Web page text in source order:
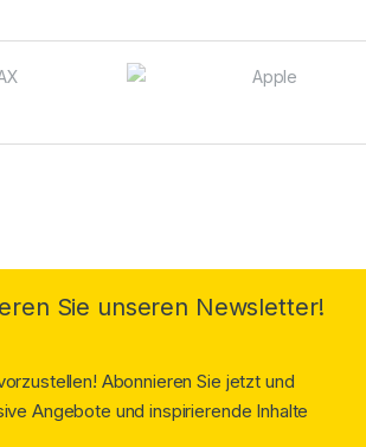
Sie unseren Newsletter!
Abonnieren Sie jetzt und
Angebote und inspirierende Inhalte